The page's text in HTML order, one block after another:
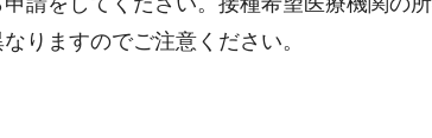
りますのでご注意ください。